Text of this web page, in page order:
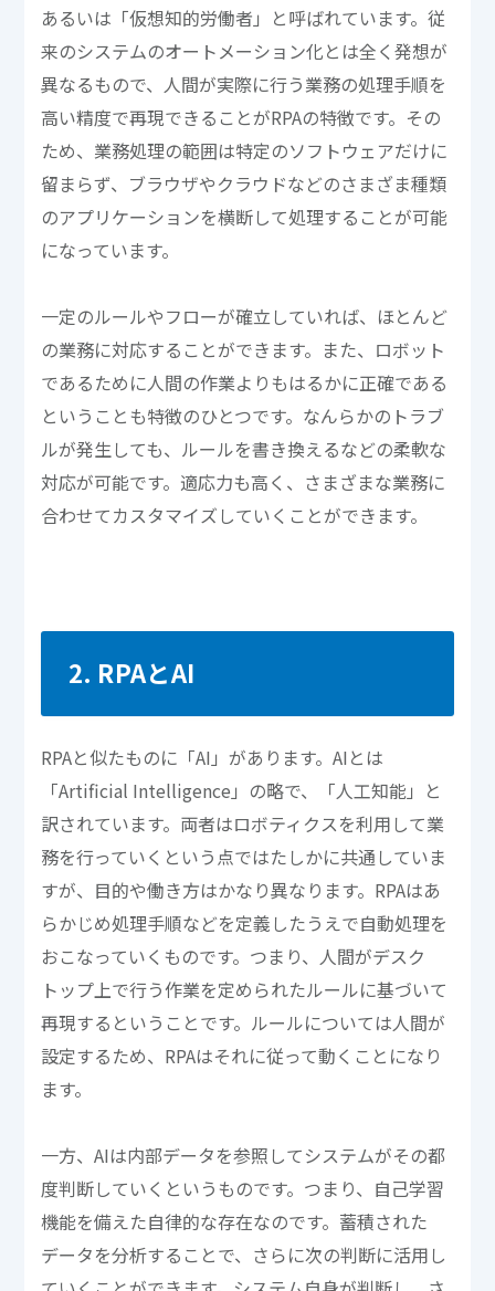
あるいは「仮想知的労働者」と呼ばれています。従
来のシステムのオートメーション化とは全く発想が
異なるもので、人間が実際に行う業務の処理手順を
高い精度で再現できることがRPAの特徴です。その
ため、業務処理の範囲は特定のソフトウェアだけに
留まらず、ブラウザやクラウドなどのさまざま種類
のアプリケーションを横断して処理することが可能
になっています。
一定のルールやフローが確立していれば、ほとんど
の業務に対応することができます。また、ロボット
であるために人間の作業よりもはるかに正確である
ということも特徴のひとつです。なんらかのトラブ
ルが発生しても、ルールを書き換えるなどの柔軟な
対応が可能です。適応力も高く、さまざまな業務に
合わせてカスタマイズしていくことができます。
2. RPAとAI
RPAと似たものに「AI」があります。AIとは
「Artificial Intelligence」の略で、「人工知能」と
訳されています。両者はロボティクスを利用して業
務を行っていくという点ではたしかに共通していま
すが、目的や働き方はかなり異なります。RPAはあ
らかじめ処理手順などを定義したうえで自動処理を
おこなっていくものです。つまり、人間がデスク
トップ上で行う作業を定められたルールに基づいて
再現するということです。ルールについては人間が
設定するため、RPAはそれに従って動くことになり
ます。
一方、AIは内部データを参照してシステムがその都
度判断していくというものです。つまり、自己学習
機能を備えた自律的な存在なのです。蓄積された
データを分析することで、さらに次の判断に活用し